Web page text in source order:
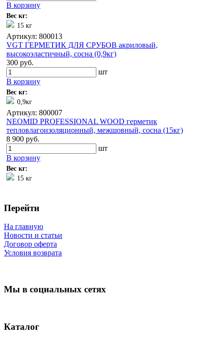
В корзину
Вес кг:
15 кг
Артикул: 800013
VGT ГЕРМЕТИК ДЛЯ СРУБОВ акриловый,
высокоэластичный, сосна (0,9кг)
300 руб.
шт
В корзину
Вес кг:
0,9кг
Артикул: 800007
NEOMID PROFESSIONAL WOOD герметик
тепловлагоизоляционный, межшовный, сосна (15кг)
8 900 руб.
шт
В корзину
Вес кг:
15 кг
Перейти
На главную
Новости и статьи
Договор оферта
Условия возврата
Мы в социальных сетях
Каталог